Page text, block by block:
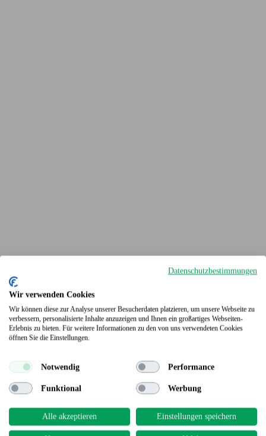
Terrassendielen
Datenschutzbestimmungen
Wir verwenden Cookies
Wir können diese zur Analyse unserer Besucherdaten platzieren, um unsere Webseite zu
verbessern, personalisierte Inhalte anzuzeigen und Ihnen ein großartiges Webseiten-
Erlebnis zu bieten. Für weitere Informationen zu den von uns verwendeten Cookies
öffnen Sie die Einstellungen.
Notwendig Performance
Funktional Werbung
Alle akzeptieren Einstellungen speichern